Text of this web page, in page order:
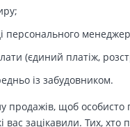
персонального
(єдиний платіж,
із забудовником.
продажів, щоб
вас зацікавили. Тих,